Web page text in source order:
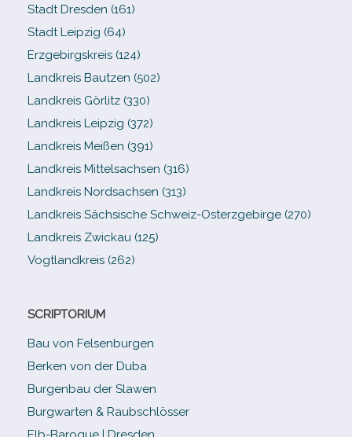
Stadt Dresden (161)
Stadt Leipzig (64)
Erzgebirgskreis (124)
Landkreis Bautzen (502)
Landkreis Görlitz (330)
Landkreis Leipzig (372)
Landkreis Meißen (391)
Landkreis Mittelsachsen (316)
Landkreis Nordsachsen (313)
Landkreis Sächsische Schweiz-​Osterzgebirge (270)
Landkreis Zwickau (125)
Vogtlandkreis (262)
SCRIPTORIUM
Bau von Felsenburgen
Berken von der Duba
Burgenbau der Slawen
Burgwarten & Raubschlösser